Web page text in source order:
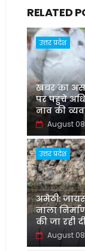
RELATED
उत्तर प्रदेश
खबर का
पर पहुंचे
नाव की
August
उत्तर प्रदेश
अमेठी:
नाला
की जा रही
August